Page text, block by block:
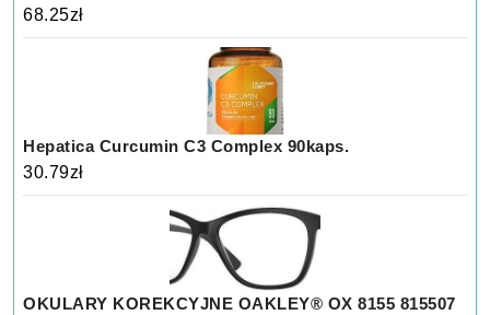
68.25zł
Hepatica Curcumin C3 Complex 90kaps.
30.79zł
OKULARY KOREKCYJNE OAKLEY® OX 8155 815507